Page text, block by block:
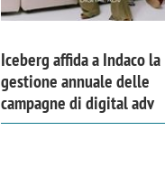
Iceberg affida a Indaco la
gestione annuale delle
campagne di digital adv